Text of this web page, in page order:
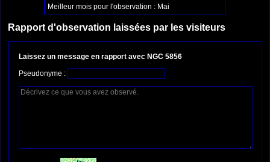
Meilleur mois pour l'observation : Mai
Rapport d'observation laissées par les visiteurs
Laissez un message en rapport avec NGC 5856
Pseudonyme :